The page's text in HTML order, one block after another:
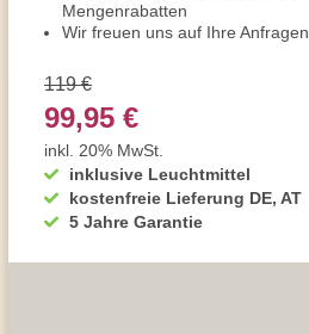
Mengenrabatten
Wir freuen uns auf Ihre Anfragen
inklusive Leuchtmittel
kostenfreie Lieferung DE, AT
5 Jahre Garantie
119 €
99,95 €
inkl. 20% MwSt.